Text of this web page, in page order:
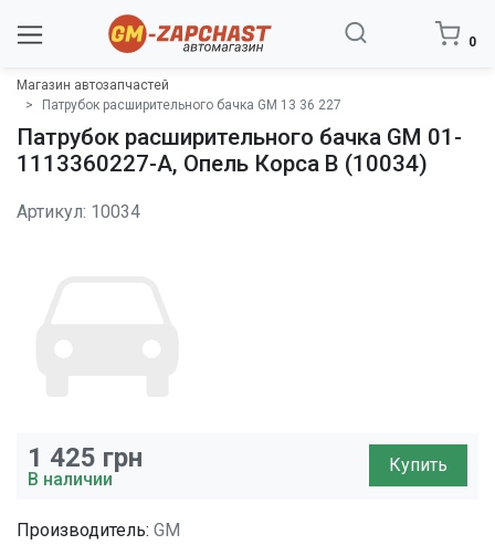
0
Магазин автозапчастей
Патрубок расширительного бачка GM 13 36 227
Патрубок расширительного бачка GM 01-
1113360227-A, Опель Корса B (10034)
Артикул: 10034
1 425 грн
В наличии
Купить
Производитель: GM